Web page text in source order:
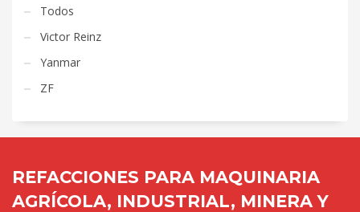
Todos
Victor Reinz
Yanmar
ZF
REFACCIONES PARA MAQUINARIA
AGRÍCOLA, INDUSTRIAL, MINERA Y